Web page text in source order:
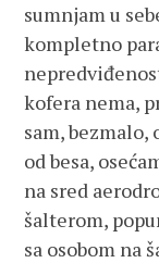
sumnjam u
kompletno
kofera nema,
sam, bezmalo,
od besa,
na sred
šalterom,
sa osobom na